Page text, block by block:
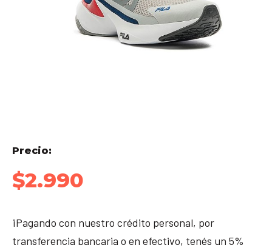
Precio:
$2.990
¡Pagando con nuestro crédito personal, por
transferencia bancaria o en efectivo, tenés un 5%